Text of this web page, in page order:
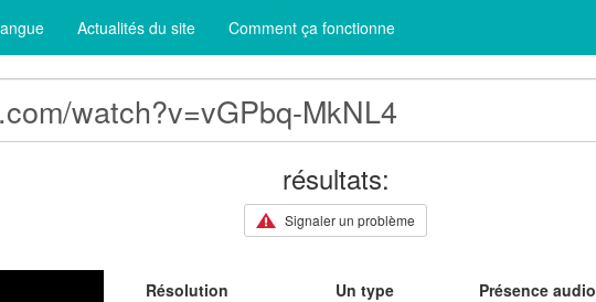
Actualités du site Comment ça fonctionne
résultats:
Signaler un problème
Résolution Un type
Présence audio